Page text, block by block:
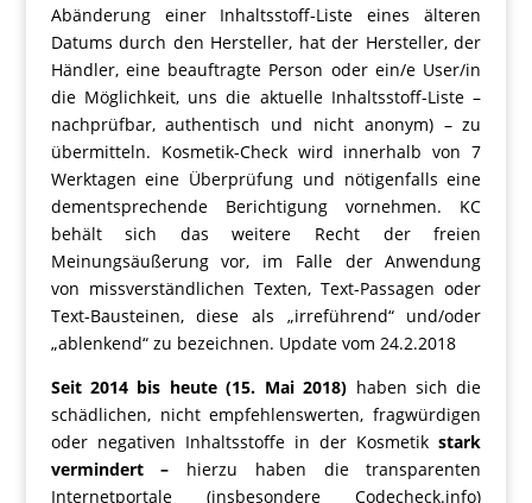
Abänderung einer Inhaltsstoff-Liste eines älteren
Datums durch den Hersteller, hat der Hersteller, der
Händler, eine beauftragte Person oder ein/e User/in
die Möglichkeit, uns die aktuelle Inhaltsstoff-Liste –
nachprüfbar, authentisch und nicht anonym) – zu
übermitteln. Kosmetik-Check wird innerhalb von 7
Werktagen eine Überprüfung und nötigenfalls eine
dementsprechende Berichtigung vornehmen. KC
behält sich das weitere Recht der freien
Meinungsäußerung vor, im Falle der Anwendung
von missverständlichen Texten, Text-Passagen oder
Text-Bausteinen, diese als „irreführend“ und/oder
„ablenkend“ zu bezeichnen. Update vom 24.2.2018
Seit 2014 bis heute (15. Mai 2018) haben sich die
schädlichen, nicht empfehlenswerten, fragwürdigen
oder negativen Inhaltsstoffe in der Kosmetikstark
vermindert – hierzu haben die transparenten
Internetportale (insbesondere Codecheck.info)